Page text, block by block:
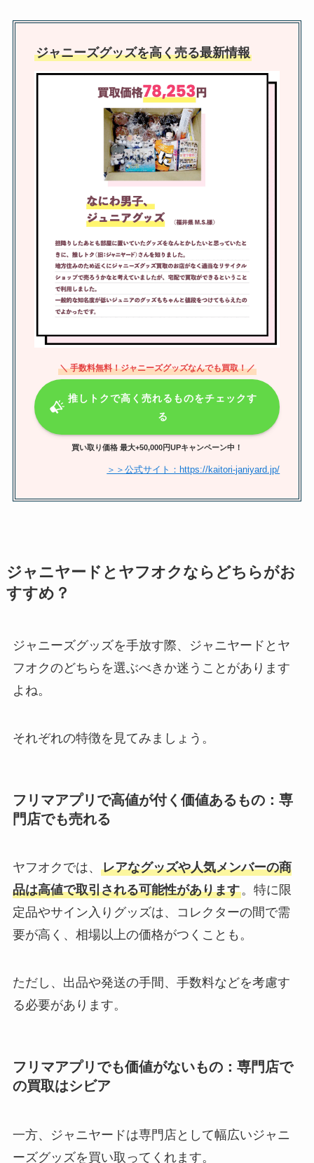
Hey!Say!JUMP買取はどこがい
買取相場を調査！
ジャニヤードの安全性は？振り込
まれない口コミは本当？査定結果
やキャンセルについても調査
ジャニーズで芸名なのは誰？本名
なのはなにわ男子・キンプリ？草
買取できないものや買取時の身分
ジャニーズファンクラブはコンサ
ートが間に合うのはいつまで？駆
け込み入会は当たらない？
JFC入館すると何がある？倍率や
場所も調査！
ジャニーズグッズを高く売る最新情報
＼ 手数料無料！ジャニーズグッズなんでも買取！／
推しトクで高く売れるものをチェックす
る
買い取り価格 最大+50,000円UPキャンペーン中！
＞＞公式サイト：https://kaitori-janiyard.jp/
ジャニヤードとヤフオクならどちらがお
すすめ？
ジャニーズグッズを手放す際、ジャニヤードとヤ
フオクのどちらを選ぶべきか迷うことがあります
よね。
それぞれの特徴を見てみましょう。
フリマアプリで高値が付く価値あるもの：専
門店でも売れる
ヤフオクでは、 レアなグッズや人気メンバーの商
品は高値で取引される可能性があります。特に限
定品やサイン入りグッズは、コレクターの間で需
要が高く、相場以上の価格がつくことも。
ただし、出品や発送の手間、手数料などを考慮す
る必要があります。
フリマアプリでも価値がないもの：専門店で
の買取はシビア
一方、ジャニヤードは専門店として幅広いジャニ
ーズグッズを買い取ってくれます。